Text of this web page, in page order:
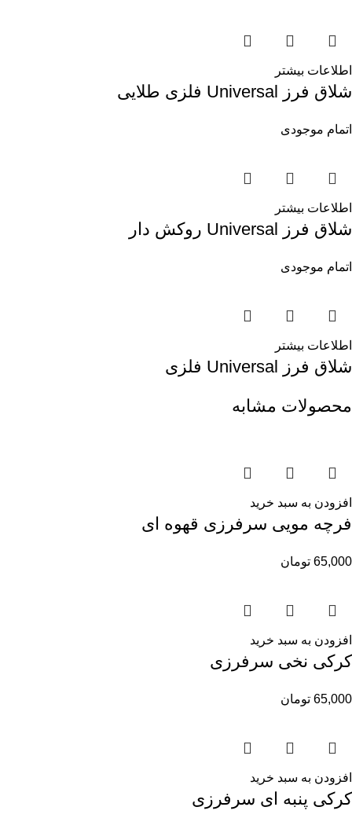
اطلاعات بیشتر
شلاق فرز Universal فلزی طلایی
اتمام موجودی
اطلاعات بیشتر
شلاق فرز Universal روکش دار
اتمام موجودی
اطلاعات بیشتر
شلاق فرز Universal فلزی
محصولات مشابه
افزودن به سبد خرید
فرچه مویی سرفرزی قهوه ای
65,000 تومان
افزودن به سبد خرید
کرکی نخی سرفرزی
65,000 تومان
افزودن به سبد خرید
کرکی پنبه ای سرفرزی